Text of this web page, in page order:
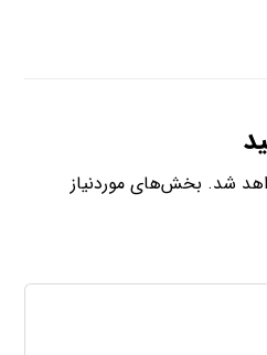
شد. بخش‌های موردنیاز